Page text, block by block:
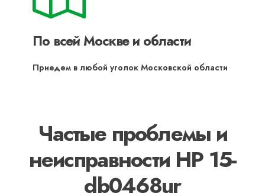
По всей Москве и области
Приедем в любой уголок Московской области
Частые проблемы и
неисправности HP 15-
db0468ur